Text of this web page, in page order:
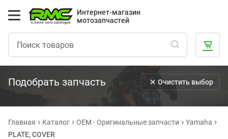
Интернет-магазин
мотозапчастей
Подобрать запчасть Очистить выбор
Главная Каталог OEM - Оригинальные запчасти
Yamaha
PLATE, COVER